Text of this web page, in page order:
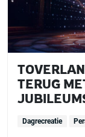
TERUG
Dagrecreatie